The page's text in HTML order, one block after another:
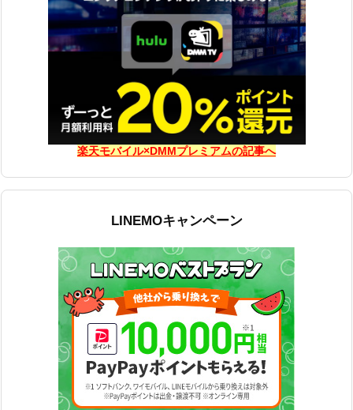
楽天モバイル×DMMプレミアムの記事へ
LINEMOキャンペーン